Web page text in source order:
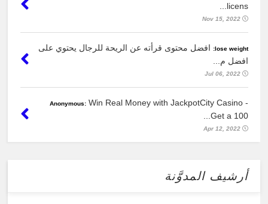
licens...
Nov 15, 2022
lose weight:
افضل محتوى قرأته عن الريحة للرجال يحتوي على
افضل م...
Jul 06, 2022
Anonymous: Win Real Money with JackpotCity Casino -
Get a 100...
Apr 12, 2022
أرشيف المدوَّنة